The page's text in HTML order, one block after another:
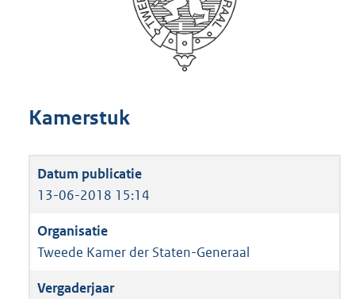
Kamerstuk
13-06-2018 15:14
Tweede Kamer der Staten-Generaal